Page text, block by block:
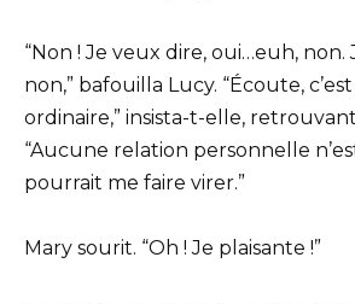
“Non ! Je veux dire, oui…euh, non.
non,” bafouilla Lucy. “Écoute,
ordinaire,” insista-t-elle,
“Aucune relation personnelle
pourrait me faire virer.”
Mary sourit. “Oh ! Je plaisante !”